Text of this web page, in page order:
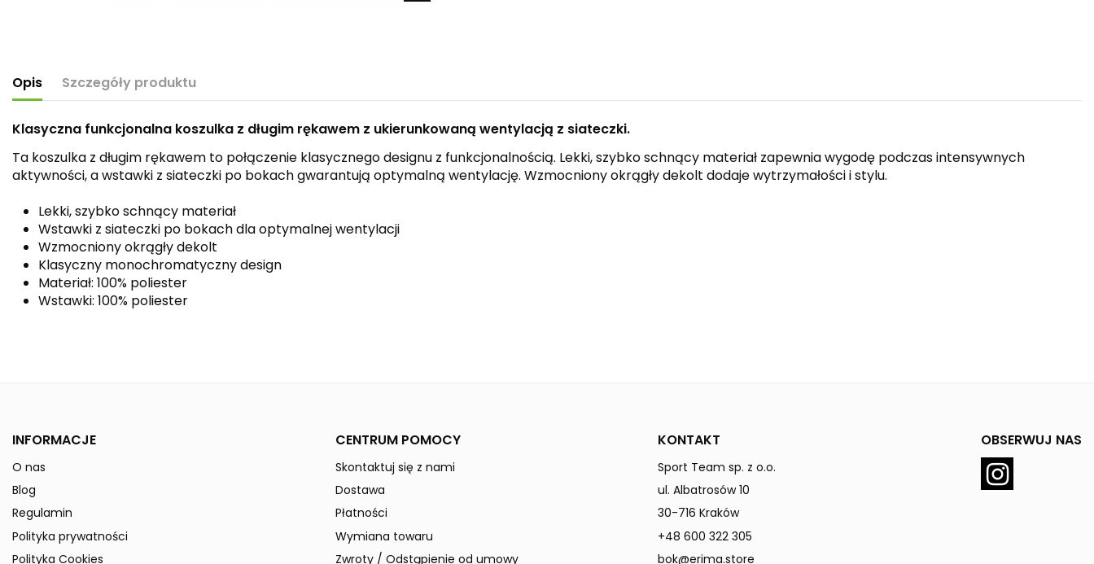
Opis Szczegóły produktu
Klasyczna funkcjonalna koszulka z długim rękawem z ukierunkowaną wentylacją z siateczki.
Ta koszulka z długim rękawem to połączenie klasycznego designu z funkcjonalnością. Lekki, szybko schnący materiał zapewnia wygodę podczas intensywnych
aktywności, a wstawki z siateczki po bokach gwarantują optymalną wentylację. Wzmocniony okrągły dekolt dodaje wytrzymałości i stylu.
Lekki, szybko schnący materiał
Wstawki z siateczki po bokach dla optymalnej wentylacji
Wzmocniony okrągły dekolt
Klasyczny monochromatyczny design
Materiał: 100% poliester
Wstawki: 100% poliester
Indeks 3141825
ean13
» Podmiot odpowiedzialny
INFORMACJE
O nas
Blog
Regulamin
Polityka prywatności
Polityka Cookies
CENTRUM POMOCY
Skontaktuj się z nami
Dostawa
Płatności
Wymiana towaru
Zwroty / Odstąpienie od umowy
KONTAKT
Sport Team sp. z o.o.
ul. Albatrosów 10
30-716 Kraków
+48 600 322 305
bok@erima.store
OBSERWUJ NAS